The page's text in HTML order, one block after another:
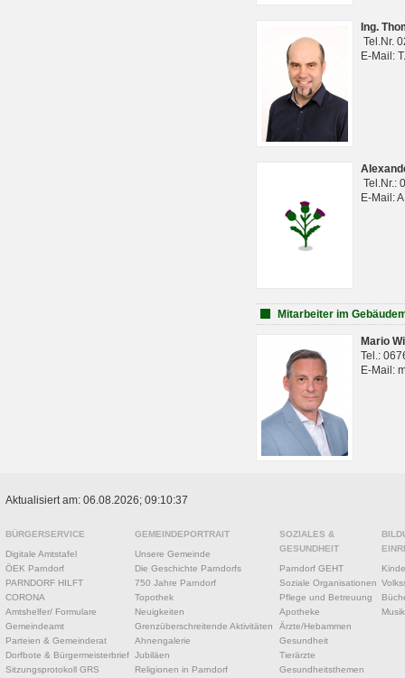
Ing.
Tel.Nr.
E-Mail:
Tel.Nr.:
E-Mail:
Mitarbeiter im
Mario
Tel.:
E-Mail:
Aktualisiert am: 06.08.2026; 09:10:37
BÜRGERSERVICE
Digitale Amtstafel
ÖEK Parndorf
PARNDORF HILFT
CORONA
Amtshelfer/ Formulare
Gemeindeamt
Parteien & Gemeinderat
Dorfbote & Bürgermeisterbrief
Sitzungsprotokoll GRS
GEMEINDEPORTRAIT
Unsere Gemeinde
Die Geschichte Parndorfs
750 Jahre Parndorf
Topothek
Neuigkeiten
Grenzüberschreitende Aktivitäten
Ahnengalerie
Jubiläen
Religionen in Parndorf
SOZIALES &
GESUNDHEIT
Parndorf GEHT
Soziale Organisationen
Pflege und Betreuung
Apotheke
Ärzte/Hebammen
Gesundheit
Tierärzte
Gesundheitsthemen